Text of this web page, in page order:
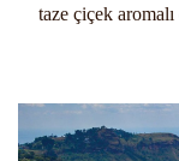
taze çiçek